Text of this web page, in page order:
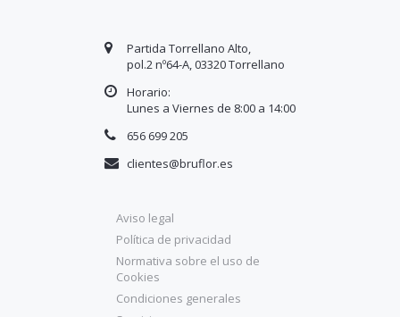
Aviso legal
Política de privacidad
Normativa sobre el uso de
Cookies
Condiciones generales
Partida Torrellano Alto,
pol.2 nº64-A, 03320 Torrellano
Horario:
Lunes a Viernes de 8:00 a 14:00
656 699 205
clientes@bruflor.es